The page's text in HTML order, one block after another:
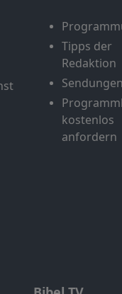
Tipps der
Redaktion
kostenlos
anfordern